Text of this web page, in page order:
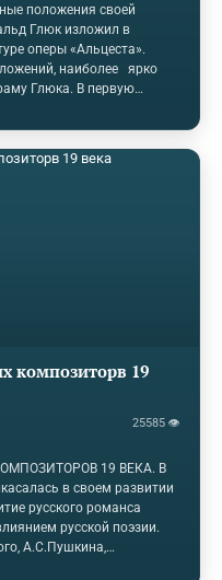
положения своей
Глюк изложил в
оперы «Альцеста».
наиболее ярко
Глюка. В первую
«Простота, правда и
прекрасного во
в опере должна
композиторв 19
25585 👁
19 ВЕКА. В
в своем развитии
русского романса
русской поэзии.
А.С.Пушкина,